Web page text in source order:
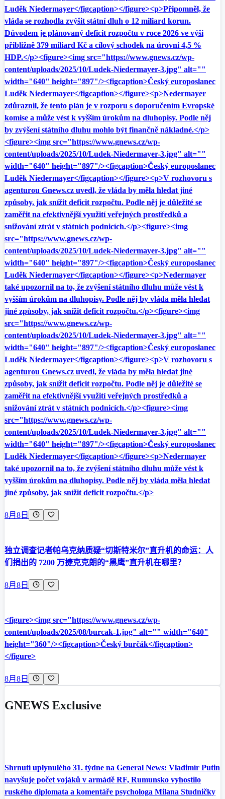
Luděk Niedermayer</figcaption></figure><p>Připomněl, že
vláda se rozhodla zvýšit státní dluh o 12 miliard korun.
Důvodem je plánovaný deficit rozpočtu v roce 2026 ve výši
přibližně 379 miliard Kč a cílový schodek na úrovni 4,5 %
HDP.</p><figure><img src="https://www.gnews.cz/wp-
content/uploads/2025/10/Ludek-Niedermayer-3.jpg" alt=""
width="640" height="897"/><figcaption>Český europoslanec
Luděk Niedermayer</figcaption></figure><p>Nedermayer
zdůraznil, že tento plán je v rozporu s doporučením Evropské
komise a může vést k vyšším úrokům na dluhopisy. Podle něj
by zvýšení státního dluhu mohlo být finančně nákladné.</p>
<figure><img src="https://www.gnews.cz/wp-
content/uploads/2025/10/Ludek-Niedermayer-3.jpg" alt=""
width="640" height="897"/><figcaption>Český europoslanec
Luděk Niedermayer</figcaption></figure><p>V rozhovoru s
agenturou Gnews.cz uvedl, že vláda by měla hledat jiné
způsoby, jak snížit deficit rozpočtu. Podle něj je důležité se
zaměřit na efektivnější využití veřejných prostředků a
snižování ztrát v státních podnicích.</p><figure><img
src="https://www.gnews.cz/wp-
content/uploads/2025/10/Ludek-Niedermayer-3.jpg" alt=""
width="640" height="897"/><figcaption>Český europoslanec
Luděk Niedermayer</figcaption></figure><p>Nedermayer
také upozornil na to, že zvýšení státního dluhu může vést k
vyšším úrokům na dluhopisy. Podle něj by vláda měla hledat
jiné způsoby, jak snížit deficit rozpočtu.</p><figure><img
src="https://www.gnews.cz/wp-
content/uploads/2025/10/Ludek-Niedermayer-3.jpg" alt=""
width="640" height="897"/><figcaption>Český europoslanec
Luděk Niedermayer</figcaption></figure><p>V rozhovoru s
agenturou Gnews.cz uvedl, že vláda by měla hledat jiné
způsoby, jak snížit deficit rozpočtu. Podle něj je důležité se
zaměřit na efektivnější využití veřejných prostředků a
snižování ztrát v státních podnicích.</p><figure><img
src="https://www.gnews.cz/wp-
content/uploads/2025/10/Ludek-Niedermayer-3.jpg" alt=""
width="640" height="897"/><figcaption>Český europoslanec
Luděk Niedermayer</figcaption></figure><p>Nedermayer
také upozornil na to, že zvýšení státního dluhu může vést k
vyšším úrokům na dluhopisy. Podle něj by vláda měla hledat
jiné způsoby, jak snížit deficit rozpočtu.</p>
8月8日
独立调查记者帕乌克纳质疑“切斯特米尔”直升机的命运：人
们捐出的 7200 万捷克克朗的“黑鹰”直升机在哪里？
8月8日
<figure><img src="https://www.gnews.cz/wp-
content/uploads/2025/08/burcak-1.jpg" alt="" width="640"
height="360"/><figcaption>Český burčák</figcaption>
</figure>
8月8日
GNEWS Exclusive
Shrnutí uplynulého 31. týdne na General News: Vladimír Putin
navyšuje počet vojáků v armádě RF, Rumunsko vyhostilo
ruského diplomata a komentáře psychologa Milana Studničky